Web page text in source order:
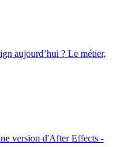
aujourd’hui ? Le métier,
version d'After Effects -